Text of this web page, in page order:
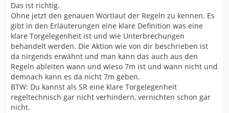
Das ist richtig.
Ohne jetzt den genauen Wortlaut der Regeln zu kennen. Es
gibt in den Erläuterungen eine klare Definition was eine
klare Torgelegenheit ist und wie Unterbrechungen
behandelt werden. Die Aktion wie von dir beschrieben ist
da nirgends erwähnt und man kann das auch aus den
Regeln ableiten wann und wieso 7m ist und wann nicht und
demnach kann es da nicht 7m geben.
BTW: Du kannst als SR eine klare Torgelegenheit
regeltechnisch gar nicht verhindern, vernichten schon gar
nicht.